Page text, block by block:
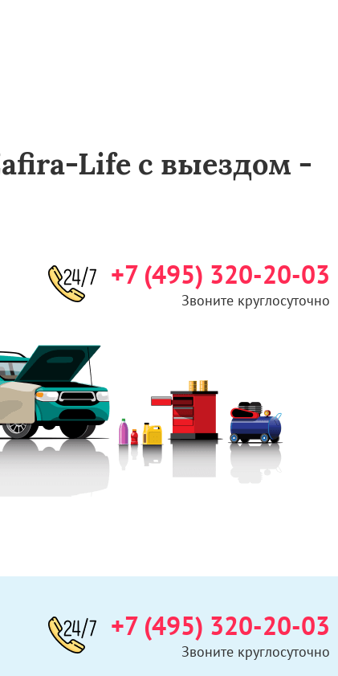
Life с выездом -
+7 (495) 320-20-03
Звоните круглосуточно
+7 (495) 320-20-03
Звоните круглосуточно